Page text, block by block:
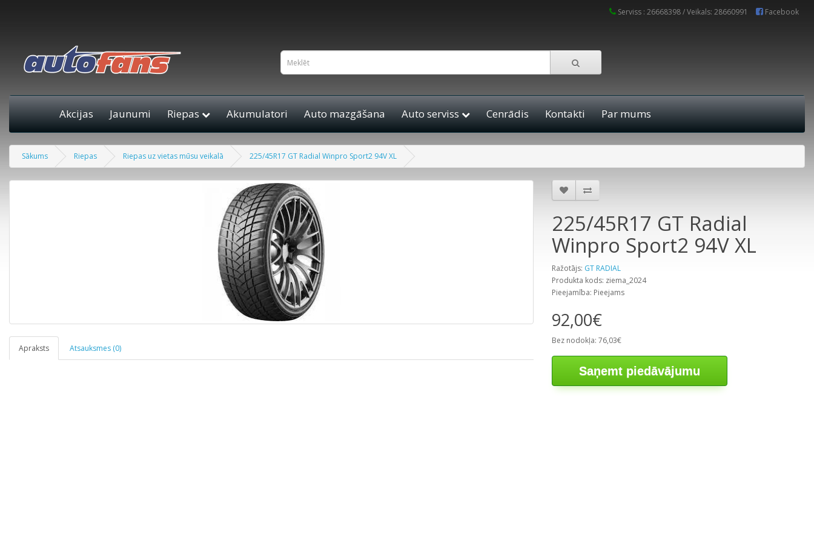
Serviss : 26668398 / Veikals: 28660991 Facebook
Akcijas Jaunumi Riepas Akumulatori Auto mazgāšana Auto serviss Cenrādis Kontakti Par mums
Sākums Riepas Riepas uz vietas mūsu veikalā 225/45R17 GT Radial Winpro Sport2 94V XL
Apraksts Atsauksmes (0)
225/45R17 GT Radial
Winpro Sport2 94V XL
Ražotājs: GT RADIAL
Produkta kods: ziema_2024
Pieejamība: Pieejams
92,00€
Bez nodokļa: 76,03€
Saņemt piedāvājumu